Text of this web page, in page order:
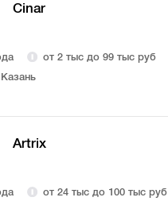
Cinar
от 2 тыс до 99 тыс руб
Artrix
от 24 тыс до 100 тыс руб